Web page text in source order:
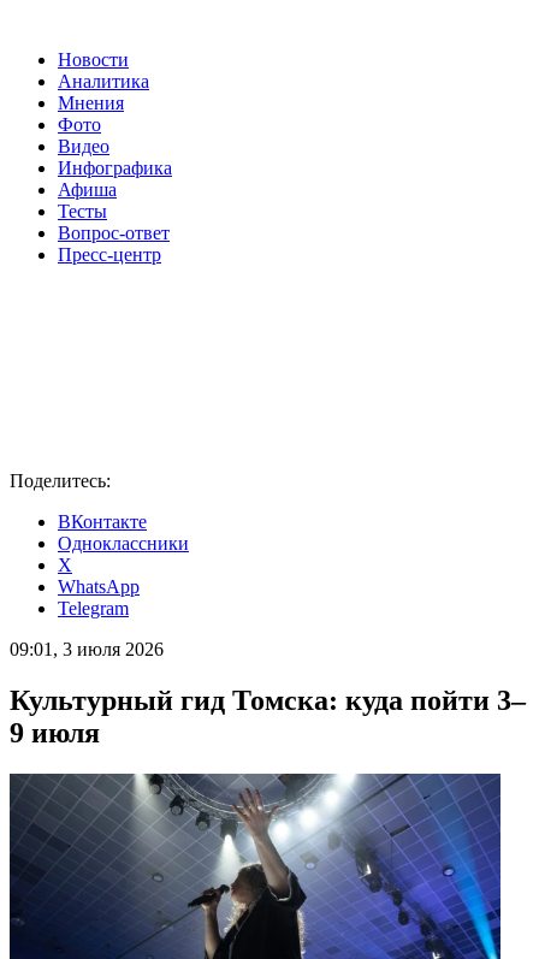
Новости
Аналитика
Мнения
Фото
Видео
Инфографика
Афиша
Тесты
Вопрос-ответ
Пресс-центр
Поделитесь:
ВКонтакте
Одноклассники
X
WhatsApp
Telegram
09:01, 3 июля 2026
Культурный гид Томска: куда пойти 3–
9 июля